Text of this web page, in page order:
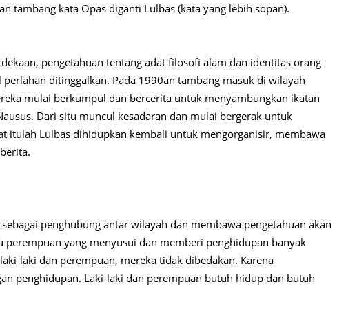
tambang kata Opas diganti Lulbas (kata yang lebih sopan).
pengetahuan tentang adat filosofi alam dan identitas orang
ditinggalkan. Pada 1990an tambang masuk di wilayah
mulai berkumpul dan bercerita untuk menyambungkan ikatan
Dari situ muncul kesadaran dan mulai bergerak untuk
itulah Lulbas dihidupkan kembali untuk mengorganisir, membawa
penghubung antar wilayah dan membawa pengetahuan akan
perempuan yang menyusui dan memberi penghidupan banyak
laki dan perempuan, mereka tidak dibedakan. Karena
penghidupan. Laki-laki dan perempuan butuh hidup dan butuh